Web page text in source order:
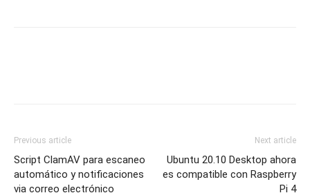
Previous article
Script ClamAV para escaneo
automático y notificaciones
via correo electrónico
Next article
Ubuntu 20.10 Desktop ahora
es compatible con Raspberry
Pi 4